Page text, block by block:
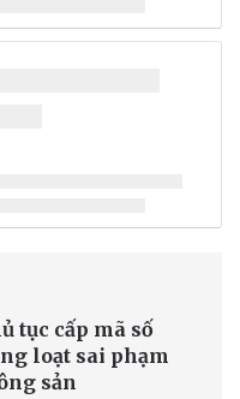
tục cấp mã số
loạt sai phạm
sản